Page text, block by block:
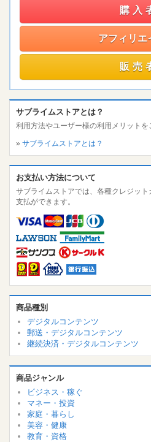
購入
アフィリエ
販売
サブライムストアとは？
利用方法やユーザー様の利用メリットを
» サブライムストアとは？
お支払い方法について
サブライムストアでは、各種クレジッ
支払ができます。
商品種別
デジタルコンテンツ
郵送・デジタルコンテンツ
継続決済・デジタルコンテンツ
商品ジャンル
ビジネス・稼ぐ
マネー・投資
家庭・暮らし
美容・健康
教育・資格